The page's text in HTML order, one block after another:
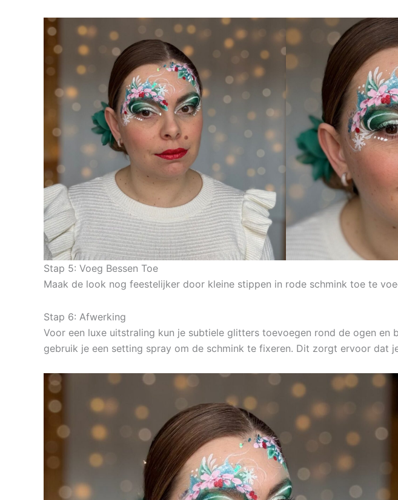
Stap 5: Voeg Bessen Toe
Maak de look nog feestelijker door kleine stippen in rode schmink toe te
Stap 6: Afwerking
Voor een luxe uitstraling kun je subtiele glitters toevoegen rond de ogen
gebruik je een setting spray om de schmink te fixeren. Dit zorgt ervoor